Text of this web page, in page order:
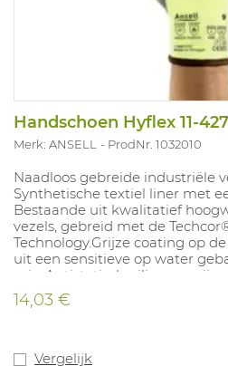
Handschoen Hyflex 11-
Merk: ANSELL ProdNr. 1032010
Naadloos gebreide industriële
Synthetische textiel liner met
Bestaande uit kwalitatief
vezels, gebreid met de
Technology.Grijze coating op
uit een sensitieve op water
mix. Antistatisch, siliconenvrij
14,03 €
Vergelijk